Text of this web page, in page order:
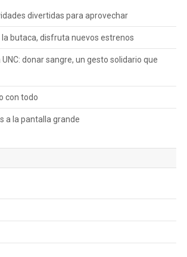
divertidas para aprovechar
butaca, disfruta nuevos estrenos
donar sangre, un gesto solidario que
con todo
a la pantalla grande